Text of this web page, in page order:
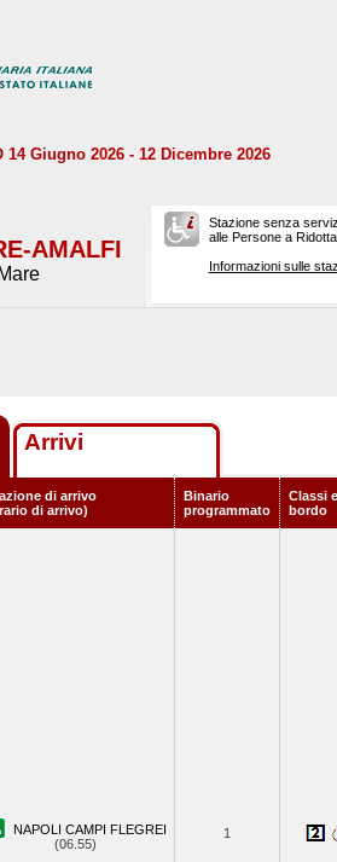
14 Giugno 2026 - 12 Dicembre 2026
AMALFI
Stazione senza
alle Persone a
Informazioni sulle
Arrivi
di arrivo
di arrivo)
Binario
programmato
Classi
bordo
NAPOLI CAMPI FLEGREI
(06.55)
1